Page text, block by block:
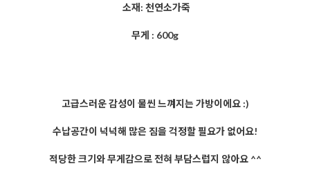
소재: 천연소가죽
무게 : 600g
고급스러운 감성이 물씬 느껴지는 가방이에요 :)
수납공간이 넉넉해 많은 짐을 걱정할 필요가 없어요!
적당한 크기와 무게감으로 전혀 부담스럽지 않아요 ^^